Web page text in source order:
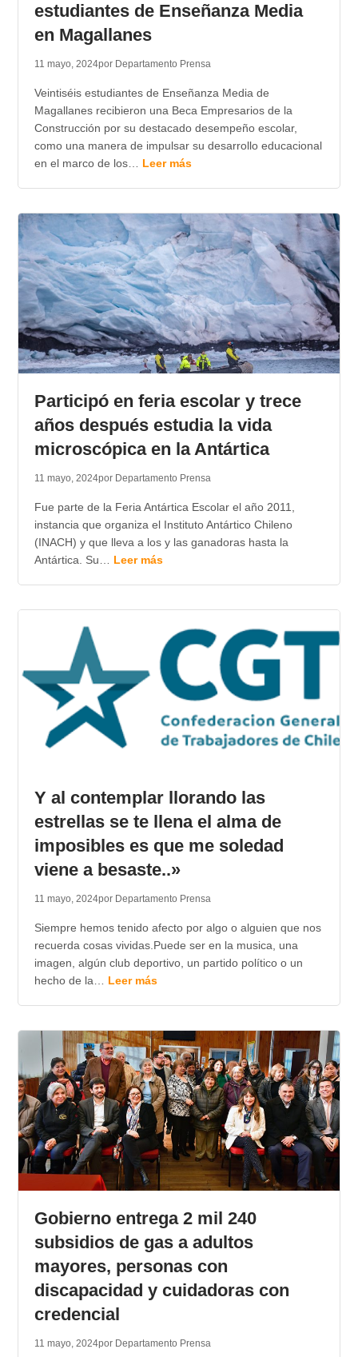
estudiantes de Enseñanza Media
en Magallanes
11 mayo, 2024por Departamento Prensa
Veintiséis estudiantes de Enseñanza Media de
Magallanes recibieron una Beca Empresarios de la
Construcción por su destacado desempeño escolar,
como una manera de impulsar su desarrollo educacional
en el marco de los… Leer más
Participó en feria escolar y trece
años después estudia la vida
microscópica en la Antártica
11 mayo, 2024por Departamento Prensa
Fue parte de la Feria Antártica Escolar el año 2011,
instancia que organiza el Instituto Antártico Chileno
(INACH) y que lleva a los y las ganadoras hasta la
Antártica. Su… Leer más
Y al contemplar llorando las
estrellas se te llena el alma de
imposibles es que me soledad
viene a besaste..»
11 mayo, 2024por Departamento Prensa
Siempre hemos tenido afecto por algo o alguien que nos
recuerda cosas vividas.Puede ser en la musica, una
imagen, algún club deportivo, un partido político o un
hecho de la… Leer más
Gobierno entrega 2 mil 240
subsidios de gas a adultos
mayores, personas con
discapacidad y cuidadoras con
credencial
11 mayo, 2024por Departamento Prensa